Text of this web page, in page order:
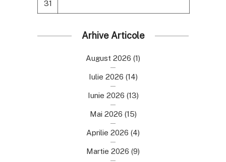
31
Arhive Articole
August 2026 (1)
Iulie 2026 (14)
Iunie 2026 (13)
Mai 2026 (15)
Aprilie 2026 (4)
Martie 2026 (9)